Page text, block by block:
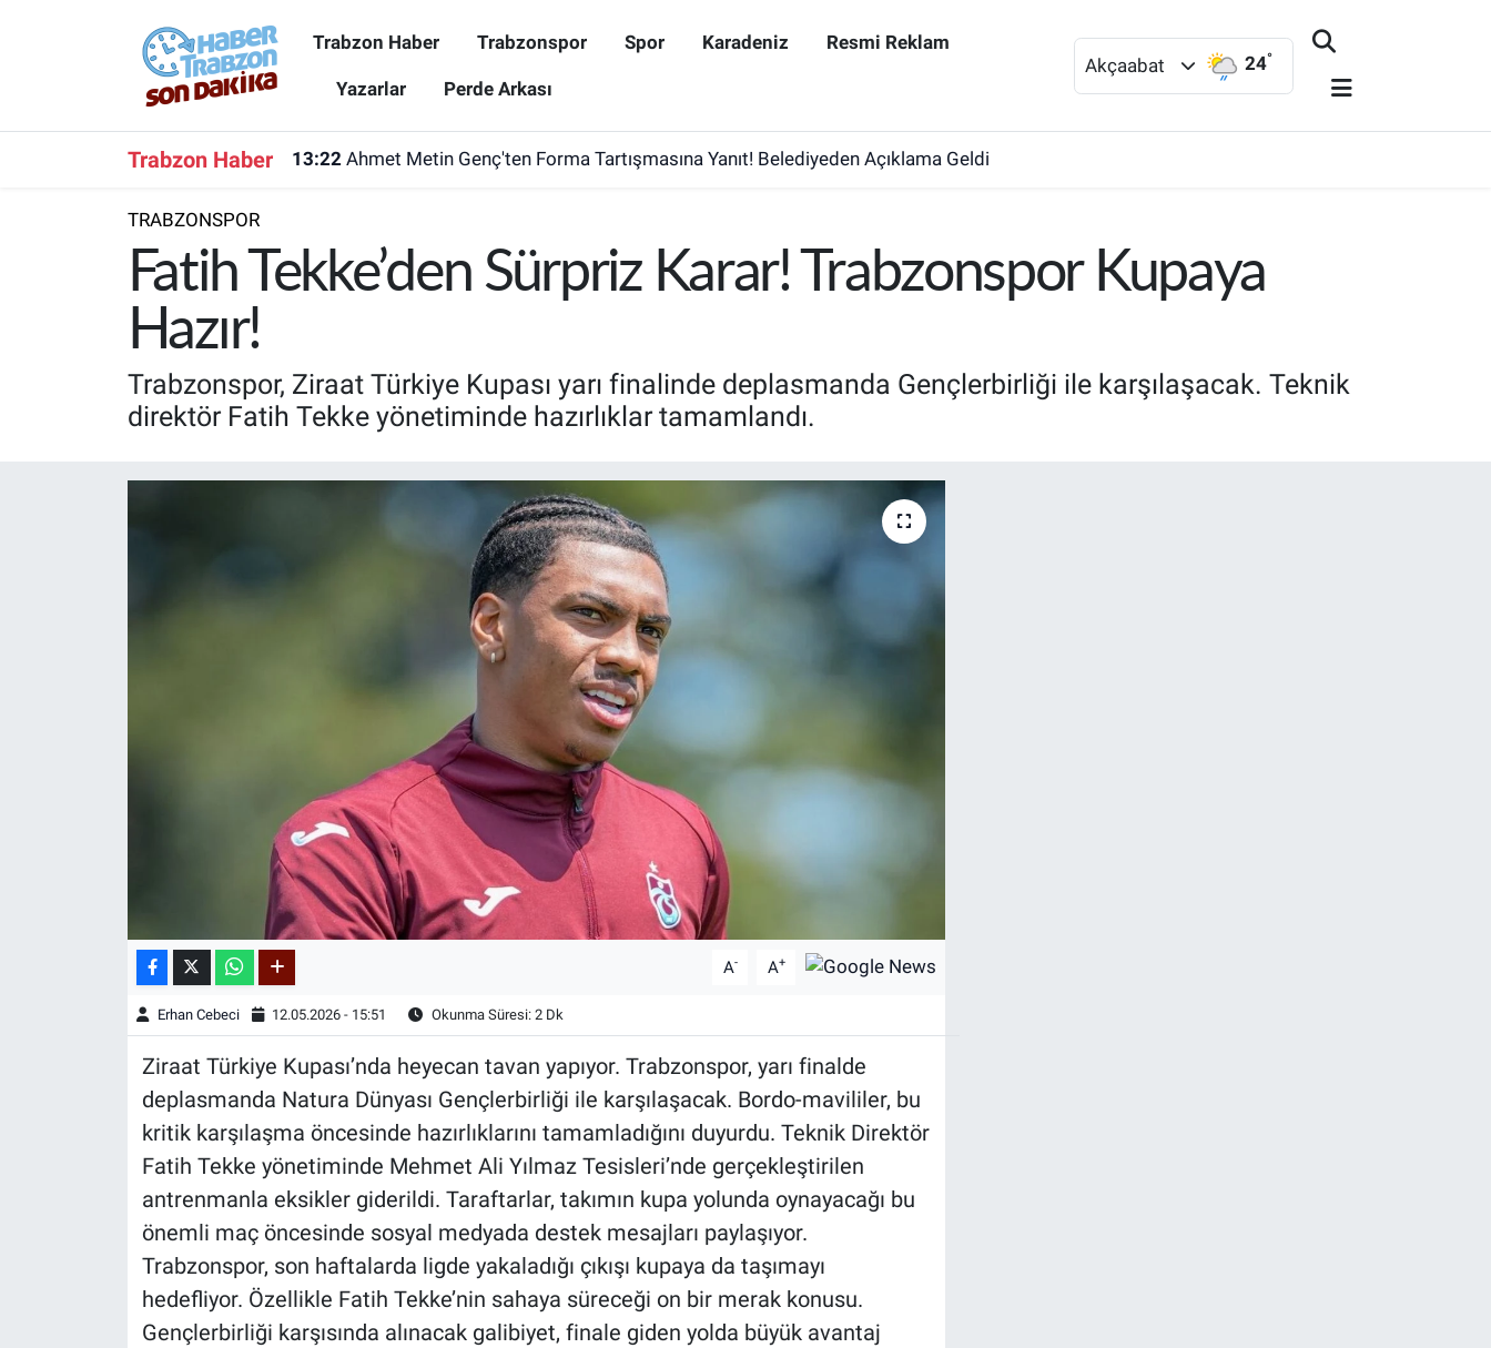
Trabzon Haber Trabzonspor Spor Karadeniz Resmi Reklam
Yazarlar Perde Arkası
Akçaabat 24°
Trabzon Haber 13:22 Ahmet Metin Genç'ten Forma Tartışmasına Yanıt! Belediyeden Açıklama Geldi
TRABZONSPOR
Fatih Tekke’den Sürpriz Karar! Trabzonspor Kupaya
Hazır!
Trabzonspor, Ziraat Türkiye Kupası yarı finalinde deplasmanda Gençlerbirliği ile karşılaşacak. Teknik
direktör Fatih Tekke yönetiminde hazırlıklar tamamlandı.
A- A+
Erhan Cebeci 12.05.2026 - 15:51 Okunma Süresi: 2 Dk
Ziraat Türkiye Kupası’nda heyecan tavan yapıyor. Trabzonspor, yarı finalde
deplasmanda Natura Dünyası Gençlerbirliği ile karşılaşacak. Bordo-mavililer, bu
kritik karşılaşma öncesinde hazırlıklarını tamamladığını duyurdu. Teknik Direktör
Fatih Tekke yönetiminde Mehmet Ali Yılmaz Tesisleri’nde gerçekleştirilen
antrenmanla eksikler giderildi. Taraftarlar, takımın kupa yolunda oynayacağı bu
önemli maç öncesinde sosyal medyada destek mesajları paylaşıyor.
Trabzonspor, son haftalarda ligde yakaladığı çıkışı kupaya da taşımayı
hedefliyor. Özellikle Fatih Tekke’nin sahaya süreceği on bir merak konusu.
Gençlerbirliği karşısında alınacak galibiyet, finale giden yolda büyük avantaj
Trabzon Haber
Karadeniz
Resmi Reklam
Perde Arkası
Trabzon Nöbetçi Eczaneler
Trabzon Trafik Yoğunluk Haritası
Süper Lig Puan Durumu ve Fikstür
Tüm Manşetler
Son Dakika Haberleri
Haber Arşivi